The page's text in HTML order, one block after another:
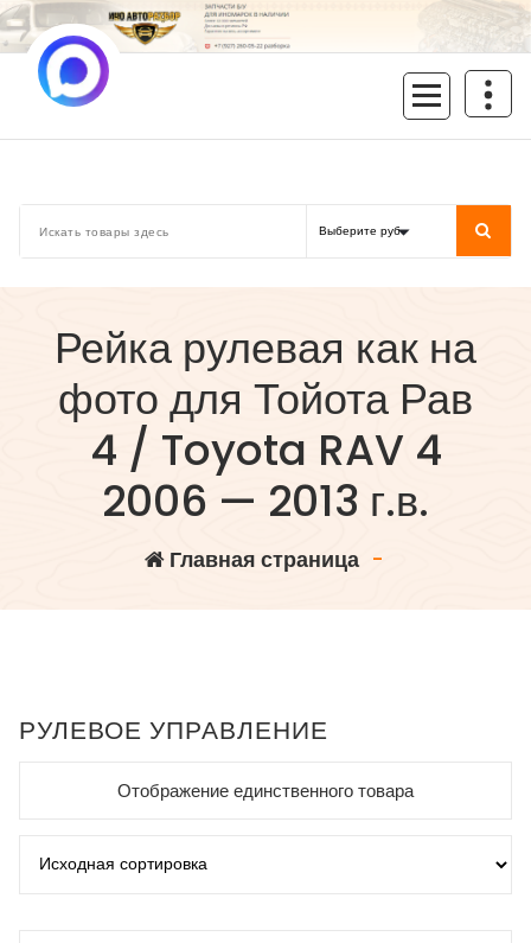
Перейти
к
содержимому
Рейка рулевая как на
фото для Тойота Рав
4 / Toyota RAV 4
2006 — 2013 г.в.
Главная страница-
РУЛЕВОЕ УПРАВЛЕНИЕ
Отображение единственного товара